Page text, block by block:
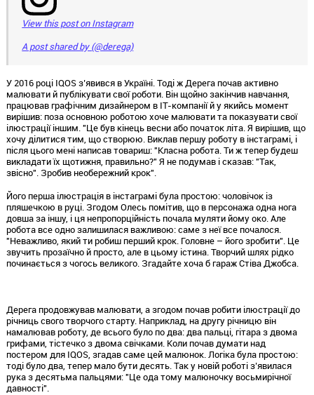
View this post on Instagram
A post shared by (@derega)
У 2016 році IQOS з’явився в Україні. Тоді ж Дерега почав активно
малювати й публікувати свої роботи. Він щойно закінчив навчання,
працював графічним дизайнером в ІТ-компанії й у якийсь момент
вирішив: поза основною роботою хоче малювати та показувати свої
ілюстрації іншим. "Це був кінець весни або початок літа. Я вирішив, що
хочу ділитися тим, що створюю. Виклав першу роботу в інстаграмі, і
після цього мені написав товариш: "Класна робота. Ти ж тепер будеш
викладати їх щотижня, правильно?" Я не подумав і сказав: "Так,
звісно". Зробив необережний крок".
Його перша ілюстрація в інстаграмі була простою: чоловічок із
пляшечкою в руці. Згодом Олесь помітив, що в персонажа одна нога
довша за іншу, і ця непропорційність почала муляти йому око. Але
робота все одно залишилася важливою: саме з неї все почалося.
"Неважливо, який ти робиш перший крок. Головне – його зробити". Це
звучить прозаїчно й просто, але в цьому істина. Творчий шлях рідко
починається з чогось великого. Згадайте хоча б гараж Стіва Джобса.
Дерега продовжував малювати, а згодом почав робити ілюстрації до
річниць свого творчого старту. Наприклад, на другу річницю він
намалював роботу, де всього було по два: два пальці, гітара з двома
грифами, тістечко з двома свічками. Коли почав думати над
постером для IQOS, згадав саме цей малюнок. Логіка була простою:
тоді було два, тепер мало бути десять. Так у новій роботі з’явилася
рука з десятьма пальцями: "Це ода тому малюночку восьмирічної
давності".